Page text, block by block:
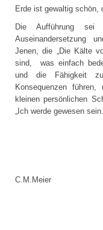
Erde ist gewaltig schön,
Die Aufführung sei
Auseinandersetzung
Jenen, die „Die Kälte
sind, was einfach
und die Fähigkeit
Konsequenzen
kleinen persönlichen
„Ich werde gewesen
C.M.Meier